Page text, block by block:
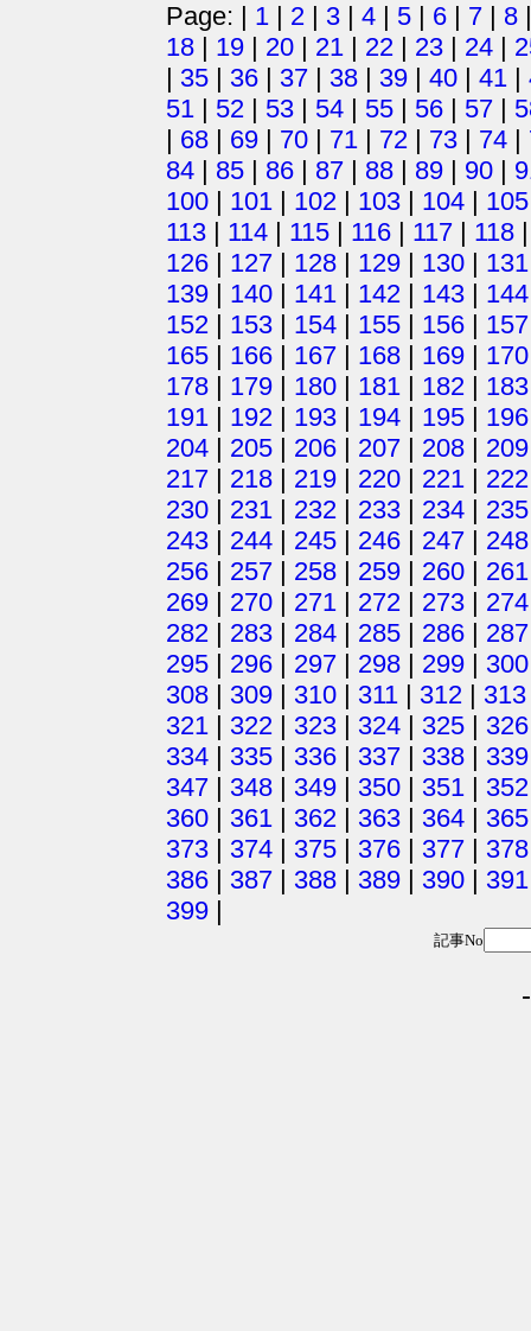
Page: | 1 | 2 | 3 | 4 | 5 | 6 | 7 | 8
18 | 19 | 20 | 21 | 22 | 23 | 24 |
| 35 | 36 | 37 | 38 | 39 | 40 | 41 |
51 | 52 | 53 | 54 | 55 | 56 | 57 |
| 68 | 69 | 70 | 71 | 72 | 73 | 74 |
84 | 85 | 86 | 87 | 88 | 89 | 90 |
100 | 101 | 102 | 103 | 104 | 105
113 | 114 | 115 | 116 | 117 | 118
126 | 127 | 128 | 129 | 130 | 131
139 | 140 | 141 | 142 | 143 | 144
152 | 153 | 154 | 155 | 156 | 157
165 | 166 | 167 | 168 | 169 | 170
178 | 179 | 180 | 181 | 182 | 183
191 | 192 | 193 | 194 | 195 | 196
204 | 205 | 206 | 207 | 208 | 209
217 | 218 | 219 | 220 | 221 | 222
230 | 231 | 232 | 233 | 234 | 235
243 | 244 | 245 | 246 | 247 | 248
256 | 257 | 258 | 259 | 260 | 261
269 | 270 | 271 | 272 | 273 | 274
282 | 283 | 284 | 285 | 286 | 287
295 | 296 | 297 | 298 | 299 | 300
308 | 309 | 310 | 311 | 312 | 313
321 | 322 | 323 | 324 | 325 | 326
334 | 335 | 336 | 337 | 338 | 339
347 | 348 | 349 | 350 | 351 | 352
360 | 361 | 362 | 363 | 364 | 365
373 | 374 | 375 | 376 | 377 | 378
386 | 387 | 388 | 389 | 390 | 391
399 |
記事No